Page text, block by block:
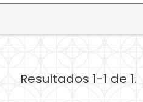
Resultados 1-1 de 1.